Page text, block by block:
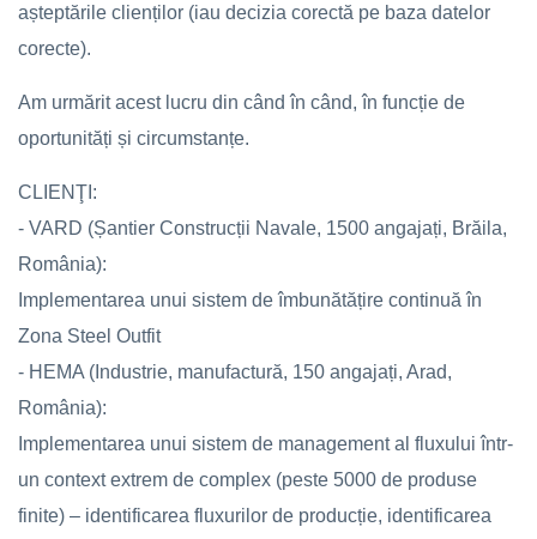
așteptările clienților (iau decizia corectă pe baza datelor
corecte).
Am urmărit acest lucru din când în când, în funcție de
oportunități și circumstanțe.
CLIENŢI:
- VARD (Șantier Construcții Navale, 1500 angajați, Brăila,
România):
Implementarea unui sistem de îmbunătățire continuă în
Zona Steel Outfit
- HEMA (Industrie, manufactură, 150 angajați, Arad,
România):
Implementarea unui sistem de management al fluxului într-
un context extrem de complex (peste 5000 de produse
finite) – identificarea fluxurilor de producție, identificarea